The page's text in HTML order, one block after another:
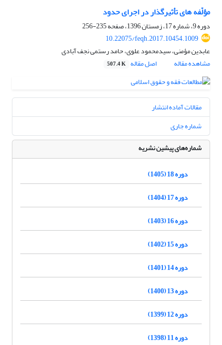
مؤلّفه های تأثیرگذار در اجرای حدود
دوره 9، شماره 17، زمستان 1396، صفحه
235-256
10.22075/feqh.2017.10454.1009
عابدین مؤمنی، سیدمحمود علوی، حامد رستمی نجف آبادی
مشاهده مقاله
اصل مقاله 507.4 K
مقالات آماده انتشار
شماره جاری
شماره‌های پیشین نشریه
دوره 18 (1405)
دوره 17 (1404)
دوره 16 (1403)
دوره 15 (1402)
دوره 14 (1401)
دوره 13 (1400)
دوره 12 (1399)
دوره 11 (1398)